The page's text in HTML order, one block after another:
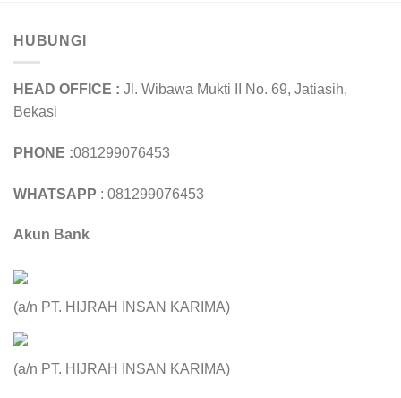
HUBUNGI
HEAD OFFICE : Jl. Wibawa Mukti II No. 69, Jatiasih,
Bekasi
PHONE :081299076453
WHATSAPP : 081299076453
Akun Bank
(a/n PT. HIJRAH INSAN KARIMA)
(a/n PT. HIJRAH INSAN KARIMA)